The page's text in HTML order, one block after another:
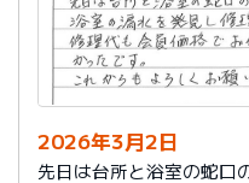
2026年3月2日
先日は台所と浴室の蛇口